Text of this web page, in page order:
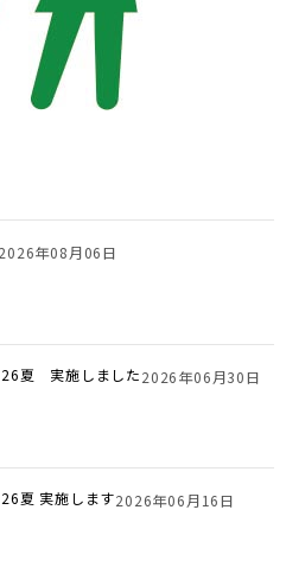
2026年08月06日
夏 実施しました2026年06月30日
夏 実施します2026年06月16日